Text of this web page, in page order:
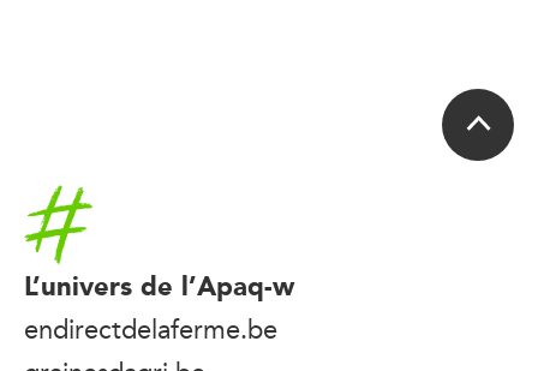
Accueil
L’univers de l’Apaq-w
endirectdelaferme.be